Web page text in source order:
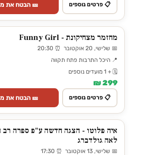
📋 פרטים נוספים 🎫 הבטח את
מחזמר מצחיקונת - Funny Girl
📅 שלישי, 20 אוקטובר ⏰ 20:30
📍 היכל התרבות פתח תקווה
🗓️ + 1 מועדים נוספים
299 ₪
📋 פרטים נוספים 🎫 הבטח את
איה פלוטו - הצגה חדשה ע"פ ספרה
לאה גולדברג
📅 שלישי, 13 אוקטובר ⏰ 17:30